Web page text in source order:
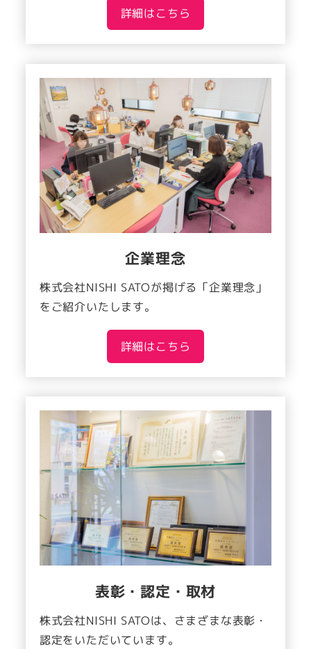
詳細はこちら
企業理念
株式会社NISHI SATOが掲げる「企業理念」
をご紹介いたします。
詳細はこちら
表彰・認定・取材
株式会社NISHI SATOは、さまざまな表彰・
認定をいただいています。